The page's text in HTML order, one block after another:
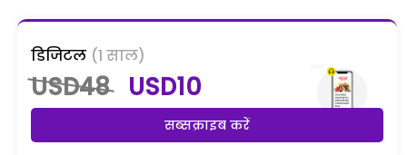
डिजिटल (1 साल)
USD48 USD10
सब्सक्राइब करें